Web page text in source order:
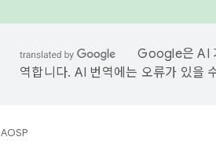
Google은 AI
역합니다. AI 번역에는 오류가 있을
AOSP